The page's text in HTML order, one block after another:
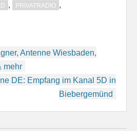
, PRIVATRADIO ,
Antenne Wiesbaden,
mehr
DE: Empfang im Kanal 5D in
Biebergemünd